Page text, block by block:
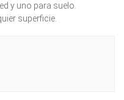
y uno para suelo.
superficie.